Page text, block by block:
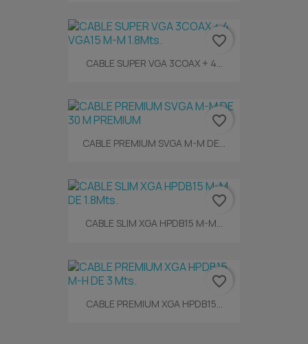
CABLE SUPER VGA 3COAX + 4...
favorite_border
CABLE PREMIUM SVGA M-M DE...
favorite_border
CABLE SLIM XGA HPDB15 M-M...
favorite_border
CABLE PREMIUM XGA HPDB15...
favorite_border